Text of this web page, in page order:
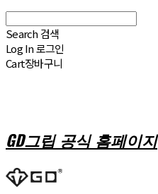
Search 검색
Log In로그인
Cart장바구니
GD그립 공식 홈페이지